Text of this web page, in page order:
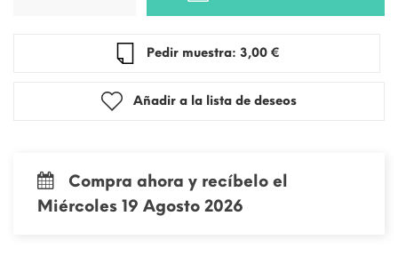
Pedir muestra: 3,00 €
Añadir a la lista de deseos
Compra ahora y recíbelo el
Miércoles 19 Agosto 2026